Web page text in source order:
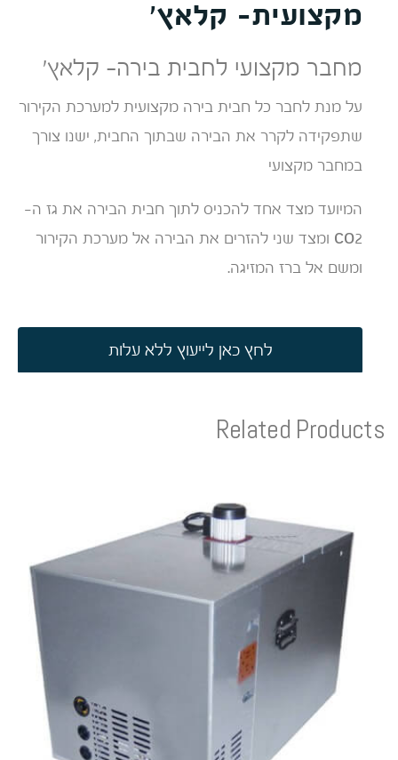
מקצועית- קלאץ'
מחבר מקצועי לחבית בירה- קלאץ'
על מנת לחבר כל חבית בירה מקצועית למערכת הקירור
שתפקידה לקרר את הבירה שבתוך החבית, ישנו צורך
במחבר מקצועי
המיועד מצד אחד להכניס לתוך חבית הבירה את גז ה-
co2 ומצד שני להזרים את הבירה אל מערכת הקירור
ומשם אל ברז המזיגה.
לחץ כאן לייעוץ ללא עלות
Related Products